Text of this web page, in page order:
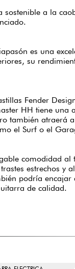
sostenible a la
es una
su
Fender
HH tiene una
también atraerá
el Surf o el
comodidad
estrechos y
podría
de calidad.